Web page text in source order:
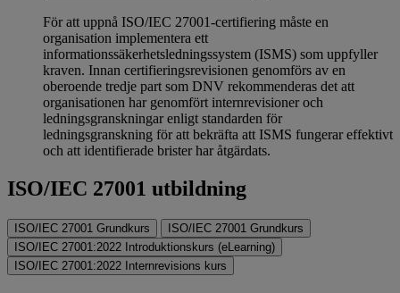
För att uppnå ISO/IEC 27001-certifiering måste en
organisation implementera ett
informationssäkerhetsledningssystem (ISMS) som uppfyller
kraven. Innan certifieringsrevisionen genomförs av en
oberoende tredje part som DNV rekommenderas det att
organisationen har genomfört internrevisioner och
ledningsgranskningar enligt standarden för
ledningsgranskning för att bekräfta att ISMS fungerar effektivt
och att identifierade brister har åtgärdats.
ISO/IEC 27001 utbildning
ISO/IEC 27001 Grundkurs
ISO/IEC 27001 Grundkurs
ISO/IEC 27001:2022 Introduktionskurs (eLearning)
ISO/IEC 27001:2022 Internrevisions kurs